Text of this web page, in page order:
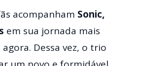
acompanham Sonic,
em sua jornada mais
Dessa vez, o trio